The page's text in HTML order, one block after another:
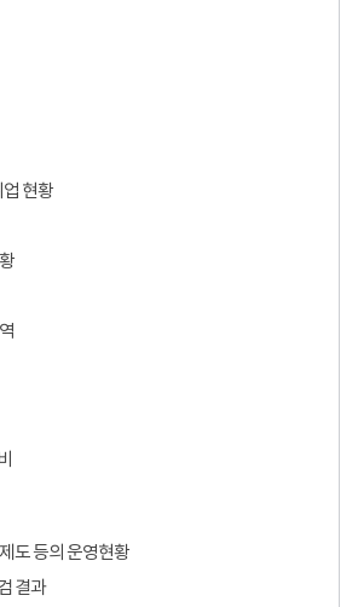
업 현황
도 등의 운영현황
결과